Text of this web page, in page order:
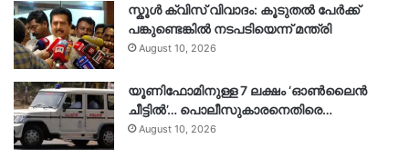
സ്കൂൾ ക്വിസ് വിവാദം: കൂടുതൽ പേർക്ക്
പങ്കുണ്ടെങ്കിൽ നടപടിയെന്ന് മന്ത്രി
August 10, 2026
യൂണിഫോമിനുള്ള 7 ലക്ഷം ‘ഓൺലൈൻ
ചീട്ടിൽ’… പൊലീസുകാരനെതിരെ…
August 10, 2026